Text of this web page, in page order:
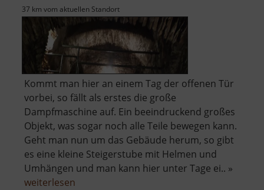
37 km vom aktuellen Standort
Kommt man hier an einem Tag der offenen Tür
vorbei, so fällt als erstes die große
Dampfmaschine auf. Ein beeindruckend großes
Objekt, was sogar noch alle Teile bewegen kann.
Geht man nun um das Gebäude herum, so gibt
es eine kleine Steigerstube mit Helmen und
Umhängen und man kann hier unter Tage ei.. »
weiterlesen